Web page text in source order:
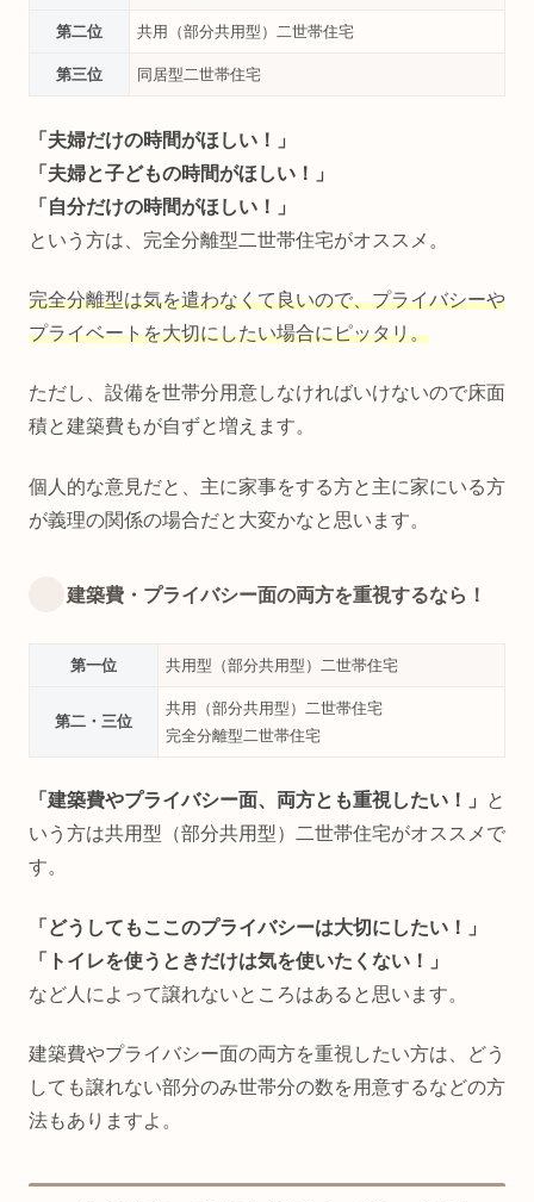
第二位 共用（部分共用型）二世帯住宅
第三位 同居型二世帯住宅
「夫婦だけの時間がほしい！」
「夫婦と子どもの時間がほしい！」
「自分だけの時間がほしい！」
という方は、完全分離型二世帯住宅がオススメ。
完全分離型は気を遣わなくて良いので、プライバシーや
プライベートを大切にしたい場合にピッタリ。
ただし、設備を世帯分用意しなければいけないので床面
積と建築費もが自ずと増えます。
個人的な意見だと、主に家事をする方と主に家にいる方
が義理の関係の場合だと大変かなと思います。
建築費・プライバシー面の両方を重視するなら！
第一位 共用型（部分共用型）二世帯住宅
第二・三位
共用（部分共用型）二世帯住宅
完全分離型二世帯住宅
「建築費やプライバシー面、両方とも重視したい！」
と
いう方は共用型（部分共用型）二世帯住宅がオススメで
す。
「どうしてもここのプライバシーは大切にしたい！」
「トイレを使うときだけは気を使いたくない！」
など人によって譲れないところはあると思います。
建築費やプライバシー面の両方を重視したい方は、どう
しても譲れない部分のみ世帯分の数を用意するなどの方
法もありますよ。